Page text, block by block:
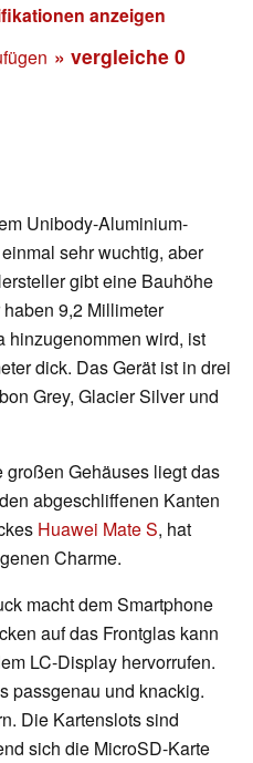
anzeigen
» vergleiche 0
Unibody-Aluminium-
sehr wuchtig, aber
gibt eine Bauhöhe
9,2 Millimeter
hinzugenommen wird, ist
dick. Das Gerät ist in drei
Grey, Glacier Silver und
Gehäuses liegt das
abgeschliffenen Kanten
Huawei Mate S, hat
Charme.
macht dem Smartphone
auf das Frontglas kann
LC-Display hervorrufen.
passgenau und knackig.
Die Kartenslots sind
sich die MicroSD-Karte